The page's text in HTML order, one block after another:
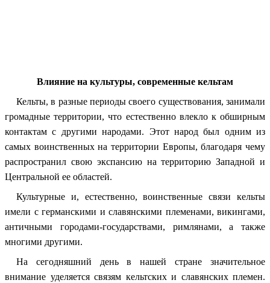
Влияние на культуры, современные кельтам
Кельты, в разные периоды своего существования, занимали
громадные территории, что естественно влекло к обширным
контактам с другими народами. Этот народ был одним из
самых воинственных на территории Европы, благодаря чему
распространил свою экспансию на территорию Западной и
Центральной ее областей.
Культурные и, естественно, воинственные связи кельты
имели с германскими и славянскими племенами, викингами,
античными городами-государствами, римлянами, а также
многими другими.
На сегодняшний день в нашей стране значительное
внимание уделяется связям кельтских и славянских племен.